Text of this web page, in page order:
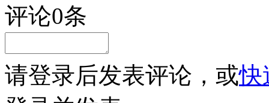
评论0条
请登录后发表评论，或快